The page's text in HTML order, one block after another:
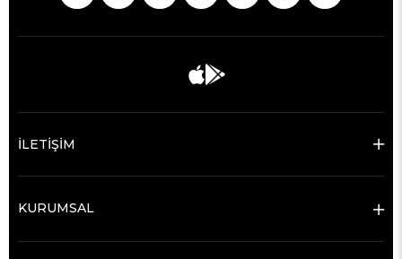
İLETİŞİM
KURUMSAL